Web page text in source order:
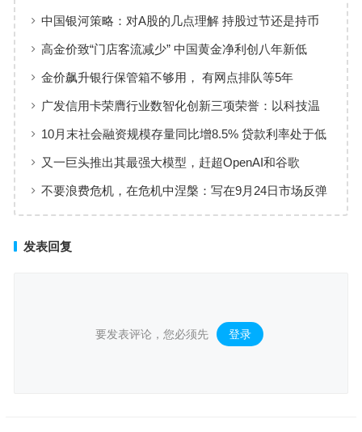
暖，有投资者趁机抄底
中国银河策略：对A股的几点理解 持股过节还是持币
过节？
高金价致“门店客流减少” 中国黄金净利创八年新低
金价飙升银行保管箱不够用， 有网点排队等5年
广发信用卡荣膺行业数智化创新三项荣誉：以科技温
度重塑服务新生态
10月末社会融资规模存量同比增8.5% 贷款利率处于低
位、资金供给充裕
又一巨头推出其最强大模型，赶超OpenAI和谷歌
不要浪费危机，在危机中涅槃：写在9月24日市场反弹
发表回复
要发表评论，您必须先 登录 。